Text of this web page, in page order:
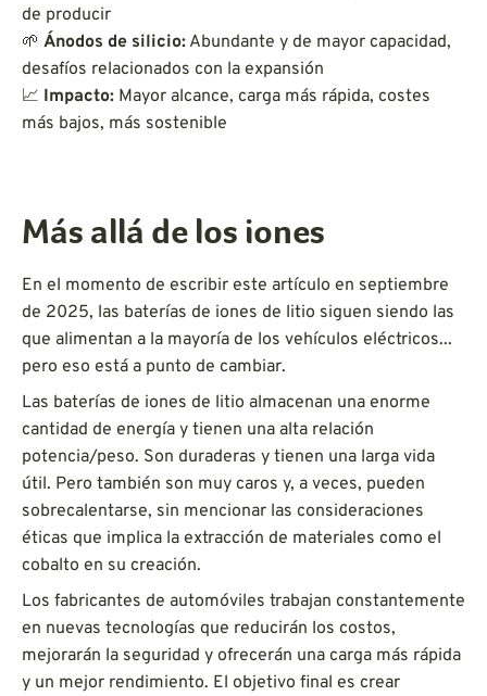
de producir
🌱 Ánodos de silicio: Abundante y de mayor capacidad,
desafíos relacionados con la expansión
📈 Impacto: Mayor alcance, carga más rápida, costes
más bajos, más sostenible
Más allá de los iones
En el momento de escribir este artículo en septiembre
de 2025, las baterías de iones de litio siguen siendo las
que alimentan a la mayoría de los vehículos eléctricos...
pero eso está a punto de cambiar.
Las baterías de iones de litio almacenan una enorme
cantidad de energía y tienen una alta relación
potencia/peso. Son duraderas y tienen una larga vida
útil. Pero también son muy caros y, a veces, pueden
sobrecalentarse, sin mencionar las consideraciones
éticas que implica la extracción de materiales como el
cobalto en su creación.
Los fabricantes de automóviles trabajan constantemente
en nuevas tecnologías que reducirán los costos,
mejorarán la seguridad y ofrecerán una carga más rápida
y un mejor rendimiento. El objetivo final es crear